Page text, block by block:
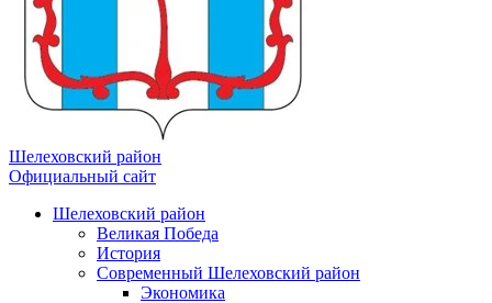
Шелеховский район
Официальный сайт
Шелеховский район
Великая Победа
История
Современный Шелеховский район
Экономика